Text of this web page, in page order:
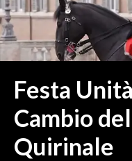
GALLURA
NUORO E PROVINCIA
OGLIASTRA
ITALIA
MONDO
Festa
Cambio
Quirinale